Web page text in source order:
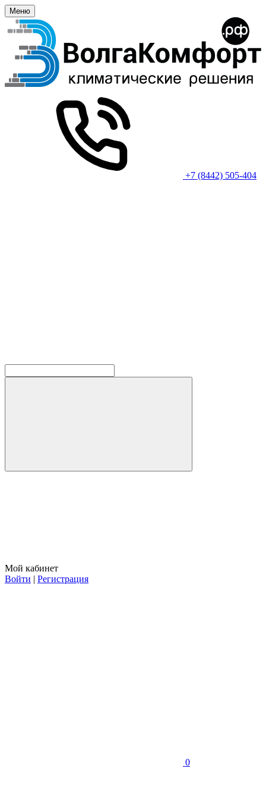
Меню
+7 (8442) 505-404
Мой кабинет
Войти | Регистрация
0